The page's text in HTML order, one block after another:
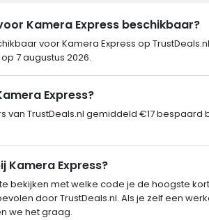
Kamera Express beschikbaar?
voor Kamera Express op
7 augustus 2026.
Express?
TrustDeals.nl gemiddeld €17 bespaard
Kamera Express?
bekijken met welke code je de hoogste
door TrustDeals.nl. Als je zelf een
we het graag.